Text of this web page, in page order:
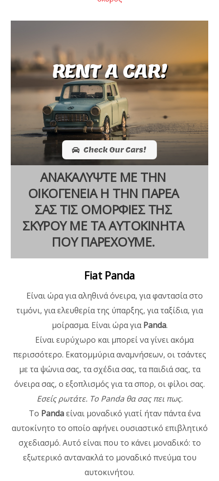
RENT A CAR!
Check Our Cars!
ΑΝΑΚΑΛΥΨΤΕ ΜΕ ΤΗΝ
ΟΙΚΟΓΕΝΕΙΑ Η ΤΗΝ ΠΑΡΕΑ
ΣΑΣ ΤΙΣ ΟΜΟΡΦΙΕΣ ΤΗΣ
ΣΚΥΡΟΥ ΜΕ ΤΑ ΑΥΤΟΚΙΝΗΤΑ
ΠΟΥ ΠΑΡΕΧΟΥΜΕ.
Fiat Panda
Είναι ώρα για αληθινά όνειρα, για φαντασία στο
τιμόνι, για ελευθερία της ύπαρξης, για ταξίδια, για
μοίρασμα. Είναι ώρα γιαPanda.
Είναι ευρύχωρο και μπορεί να γίνει ακόμα
περισσότερο. Εκατομμύρια αναμνήσεων, οι τσάντες
με τα ψώνια σας, τα σχέδια σας, τα παιδιά σας, τα
όνειρα σας, ο εξοπλισμός για τα σπορ, οι φίλοι σας.
Εσείς ρωτάτε. Το Panda θα σας πει πως.
Το Pandaείναι μοναδικό γιατί ήταν πάντα ένα
αυτοκίνητο το οποίο αφήνει ουσιαστικό επιβλητικό
σχεδιασμό. Αυτό είναι που το κάνει μοναδικό: το
εξωτερικό αντανακλά το μοναδικό πνεύμα του
αυτοκινήτου.